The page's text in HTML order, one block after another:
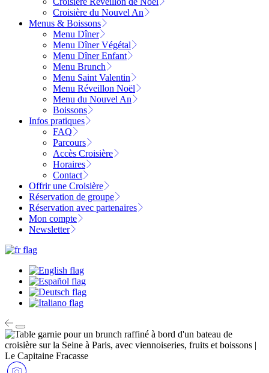
Croisière du Nouvel An
Menus & Boissons
Menu Dîner
Menu Dîner Végétal
Menu Dîner Enfant
Menu Brunch
Menu Saint Valentin
Menu Réveillon Noël
Menu du Nouvel An
Boissons
Infos pratiques
FAQ
Parcours
Accès Croisière
Horaires
Contact
Offrir une Croisière
Réservation de groupe
Réservation avec partenaires
Mon compte
Newsletter